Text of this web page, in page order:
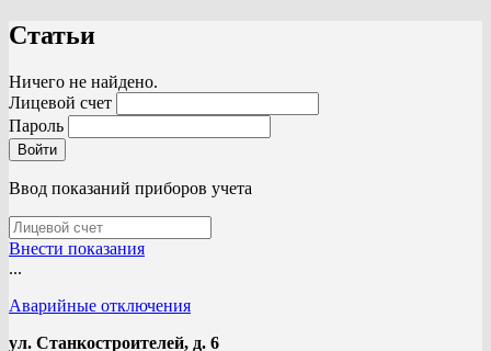
Статьи
Ничего не найдено.
Лицевой счет
Пароль
Войти
Ввод показаний приборов учета
Внести показания
...
Аварийные отключения
ул. Станкостроителей, д. 6